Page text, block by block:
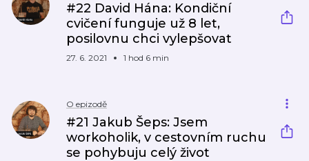
#22 David Hána: Kondiční
cvičení funguje už 8 let,
posilovnu chci vylepšovat
27. 6. 2021 1 hod 6 min
O epizodě
#21 Jakub Šeps: Jsem
workoholik, v cestovním ruchu
se pohybuju celý život